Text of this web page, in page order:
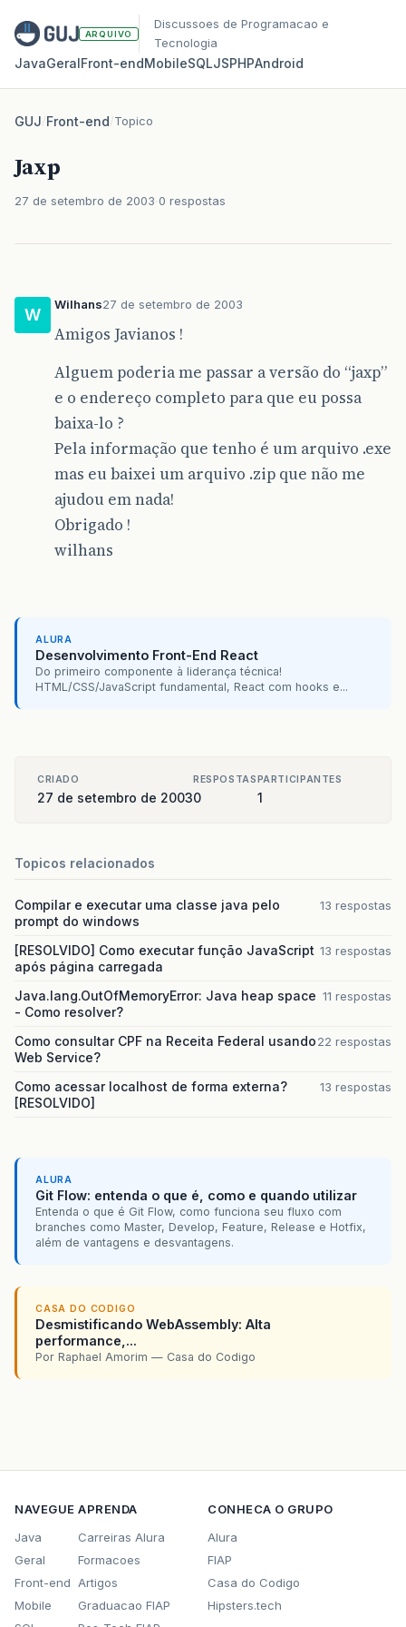
ARQUIVO
Discussoes de Programacao e
Tecnologia
JavaGeralFront‑endMobileSQLJSPHPAndroid
GUJ/Front-end/Topico
Jaxp
27 de setembro de 2003 0 respostas
W
Wilhans27 de setembro de 2003
Amigos Javianos !
Alguem poderia me passar a versão do “jaxp”
e o endereço completo para que eu possa
baixa-lo ?
Pela informação que tenho é um arquivo .exe
mas eu baixei um arquivo .zip que não me
ajudou em nada!
Obrigado !
wilhans
ALURA
Desenvolvimento Front-End React
Do primeiro componente à liderança técnica!
HTML/CSS/JavaScript fundamental, React com hooks e...
CRIADO
27 de setembro de 2003
RESPOSTAS
0
PARTICIPANTES
1
Topicos relacionados
Compilar e executar uma classe java pelo
prompt do windows
13 respostas
[RESOLVIDO] Como executar função JavaScript
após página carregada
13 respostas
Java.lang.OutOfMemoryError: Java heap space
- Como resolver?
11 respostas
Como consultar CPF na Receita Federal usando
Web Service?
22 respostas
Como acessar localhost de forma externa?
[RESOLVIDO]
13 respostas
ALURA
Git Flow: entenda o que é, como e quando utilizar
Entenda o que é Git Flow, como funciona seu fluxo com
branches como Master, Develop, Feature, Release e Hotfix,
além de vantagens e desvantagens.
CASA DO CODIGO
Desmistificando WebAssembly: Alta
performance,...
Por Raphael Amorim — Casa do Codigo
NAVEGUE
Java
Geral
Front-end
Mobile
APRENDA
Carreiras Alura
Formacoes
Artigos
Graduacao FIAP
CONHECA O GRUPO
Alura
FIAP
Casa do Codigo
Hipsters.tech